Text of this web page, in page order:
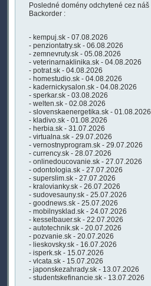
Posledné domény odchytené cez náš
Backorder :
- kempuj.sk - 07.08.2026
- penziontatry.sk - 06.08.2026
- zemnevruty.sk - 05.08.2026
- veterinarnaklinika.sk - 04.08.2026
- potrat.sk - 04.08.2026
- homestudio.sk - 04.08.2026
- kadernickysalon.sk - 04.08.2026
- sperkar.sk - 03.08.2026
- welten.sk - 02.08.2026
- slovenskaenergetika.sk - 01.08.2026
- kladivo.sk - 01.08.2026
- herbia.sk - 31.07.2026
- virtualna.sk - 29.07.2026
- vernostnyprogram.sk - 29.07.2026
- currency.sk - 28.07.2026
- onlinedoucovanie.sk - 27.07.2026
- odontologia.sk - 27.07.2026
- superslim.sk - 27.07.2026
- kralovianky.sk - 26.07.2026
- sudovesauny.sk - 25.07.2026
- goodnews.sk - 25.07.2026
- mobilnysklad.sk - 24.07.2026
- kesselbauer.sk - 22.07.2026
- autotechnik.sk - 20.07.2026
- pozvanie.sk - 20.07.2026
- lieskovsky.sk - 16.07.2026
- isperk.sk - 15.07.2026
- vlcata.sk - 15.07.2026
- japonskezahrady.sk - 13.07.2026
- studentskefinancie.sk - 13.07.2026